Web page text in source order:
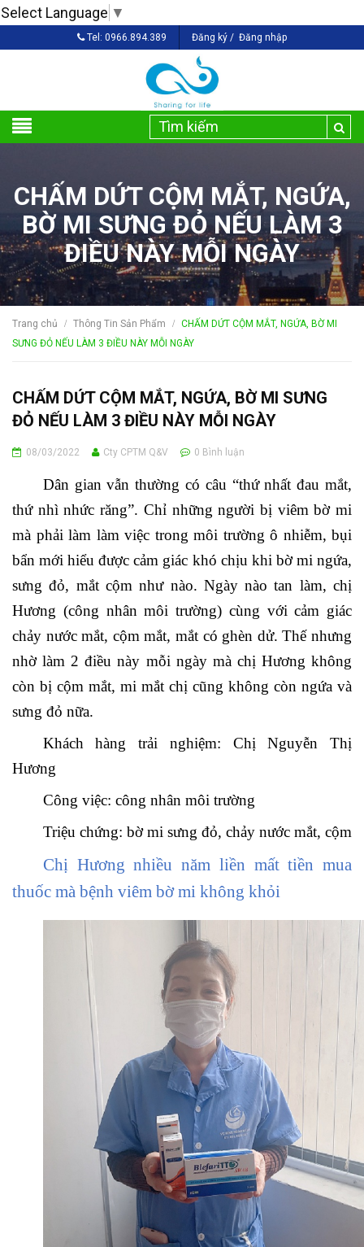
Select Language ▼
Tel: 0966.894.389 Đăng ký / Đăng nhập
CHẤM DỨT CỘM MẮT, NGỨA,
BỜ MI SƯNG ĐỎ NẾU LÀM 3
ĐIỀU NÀY MỖI NGÀY
Trang chủ / Thông Tin Sản Phẩm /
CHẤM DỨT CỘM MẮT, NGỨA, BỜ MI
SƯNG ĐỎ NẾU LÀM 3 ĐIỀU NÀY MỖI NGÀY
CHẤM DỨT CỘM MẮT, NGỨA, BỜ MI SƯNG
ĐỎ NẾU LÀM 3 ĐIỀU NÀY MỖI NGÀY
08/03/2022 Cty CPTM Q&V 0 Bình luận
Dân gian vẫn thường có câu “thứ nhất đau mắt,
thứ nhì nhức răng”. Chỉ những người bị viêm bờ mi
mà phải làm làm việc trong môi trường ô nhiễm, bụi
bẩn mới hiểu được cảm giác khó chịu khi bờ mi ngứa,
sưng đỏ, mắt cộm như nào. Ngày nào tan làm, chị
Hương (công nhân môi trường) cùng với cảm giác
chảy nước mắt, cộm mắt, mắt có ghèn dử. Thế nhưng
nhờ làm 2 điều này mỗi ngày mà chị Hương không
còn bị cộm mắt, mi mắt chị cũng không còn ngứa và
sưng đỏ nữa.
Khách hàng trải nghiệm: Chị Nguyễn Thị
Hương
Công việc: công nhân môi trường
Triệu chứng: bờ mi sưng đỏ, chảy nước mắt, cộm
Chị Hương nhiều năm liền mất tiền mua
thuốc mà bệnh viêm bờ mi không khỏi